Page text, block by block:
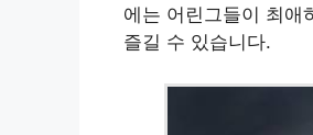
에는 어린그들이 최애
즐길 수 있습니다.